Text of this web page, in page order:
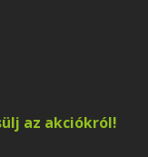
az akciókról!